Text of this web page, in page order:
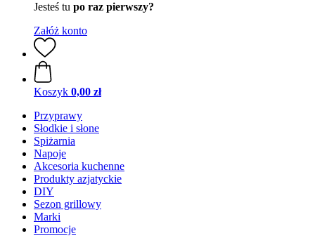
Jesteś tu po raz pierwszy?
Załóż konto
Koszyk 0,00 zł
Przyprawy
Słodkie i słone
Spiżarnia
Napoje
Akcesoria kuchenne
Produkty azjatyckie
DIY
Sezon grillowy
Marki
Promocje